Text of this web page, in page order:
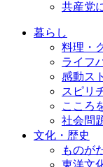
共産党
暮らし
料理・
ライフ
感動ス
スピリ
こころ
社会問
文化・歴史
ものが